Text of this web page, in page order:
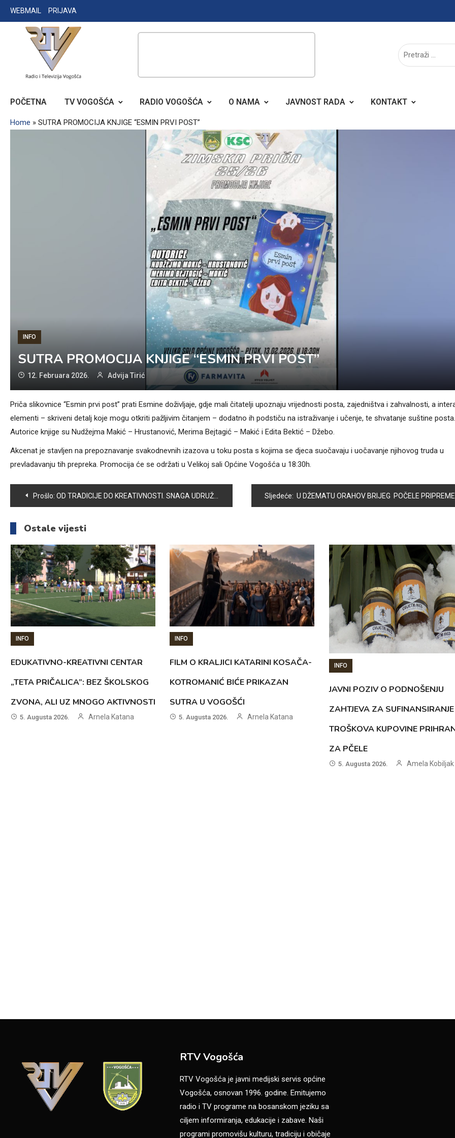
Skip
to
WEBMAIL PRIJAVA
RADIO TELEVIZIJA VOGOŠĆA
POČETNA TV VOGOŠĆA RADIO VOGOŠĆA O NAMA JAVNOST RADA KONTAKT
Home » SUTRA PROMOCIJA KNJIGE “ESMIN PRVI POST”
INFO
SUTRA PROMOCIJA KNJIGE “ESMIN PRVI POST”
12. Februara 2026. Advija Tirić
Priča slikovnice “Esmin prvi post” prati Esmine doživljaje, gdje mali čitatelji upoznaju vrijednosti posta, zajedništva i zahvalnosti, a
elementi – skriveni detalj koje mogu otkriti pažljivim čitanjem – dodatno ih podstiču na istraživanje i učenje, te shvatanje suštine posta.
Autorice knjige su Nudžejma Makić – Hrustanović, Merima Bejtagić – Makić i Edita Bektić – Džebo.
Akcenat je stavljen na prepoznavanje svakodnevnih izazova u toku posta s kojima se djeca suočavaju i uočavanje njihovog truda u
prevladavanju tih prepreka. Promocija će se održati u Velikoj sali Općine Vogošća u 18:30h.
Navigacija
članaka
Prošlo: OD TRADICIJE DO KREATIVNOSTI. SNAGA UDRUŽENJA ŽENA “ZUMBUL” Sljedeće: U DŽEMATU ORAHOV BRIJEG POČELE PRIPREME ZA MJESEC RAMAZAN
Ostale vijesti
INFO
EDUKATIVNO-KREATIVNI CENTAR
„TETA PRIČALICA”: BEZ ŠKOLSKOG
ZVONA, ALI UZ MNOGO AKTIVNOSTI
5. Augusta 2026. Arnela Katana
INFO
FILM O KRALJICI KATARINI KOSAČA-
KOTROMANIĆ BIĆE PRIKAZAN
SUTRA U VOGOŠĆI
5. Augusta 2026. Arnela Katana
INFO
JAVNI POZIV O PODNOŠENJU
ZAHTJEVA ZA SUFINANSIRANJE
TROŠKOVA KUPOVINE
ZA PČELE
5. Augusta 2026. Amela Kobiljak
RTV Vogošća
RTV Vogošća je javni medijski servis općine
Vogošća, osnovan 1996. godine. Emitujemo
radio i TV programe na bosanskom jeziku sa
ciljem informiranja, edukacije i zabave. Naši
programi promovišu kulturu, tradiciju i običaje